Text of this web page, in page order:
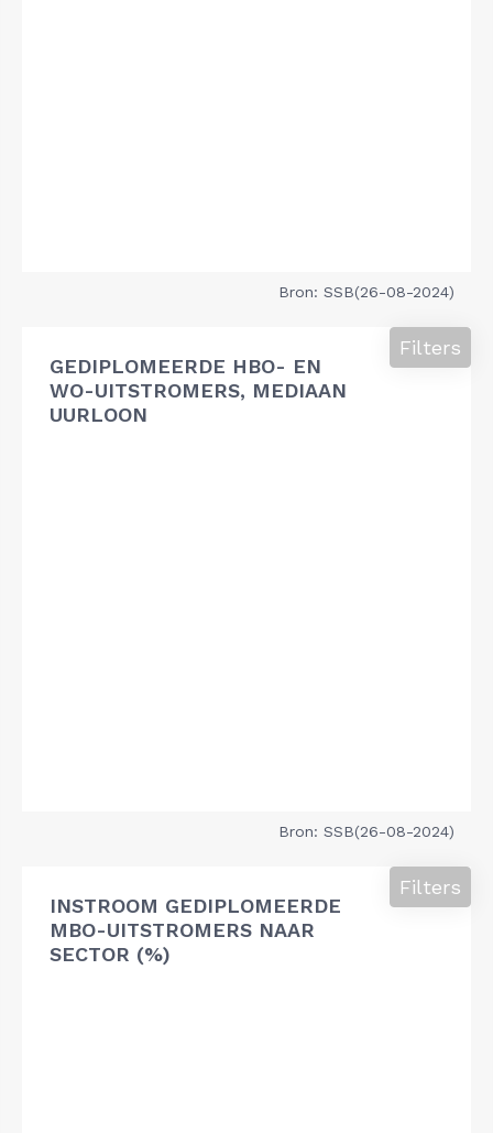
Bron: SSB(26-08-2024)
GEDIPLOMEERDE HBO- EN
WO-UITSTROMERS, MEDIAAN
UURLOON
Filters
Bron: SSB(26-08-2024)
INSTROOM GEDIPLOMEERDE
MBO-UITSTROMERS NAAR
SECTOR (%)
Filters